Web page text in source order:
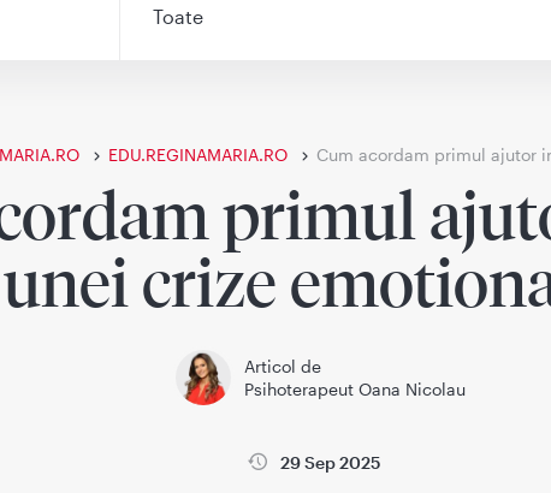
EDU.REGINAMARIA.RO Cum acordam primul ajutor
primul
unei crize
Articol de
Psihoterapeut Oana Nicolau
29 Sep 2025